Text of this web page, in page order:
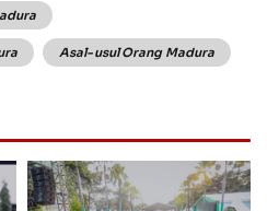
Asal-usul Orang Madura